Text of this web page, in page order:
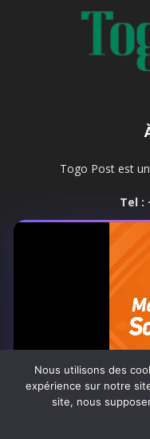
Togo Post est
Tel :
Africa-Newsroom
© Copyright 2025
Nous utilisons des
expérience sur notre
site, nous